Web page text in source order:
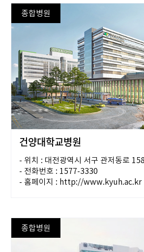
종합병원
건양대학교병원
- 위치 : 대전광역시 서구 관저동로 158
- 전화번호 : 1577-3330
- 홈페이지 : http://www.kyuh.ac.kr
종합병원